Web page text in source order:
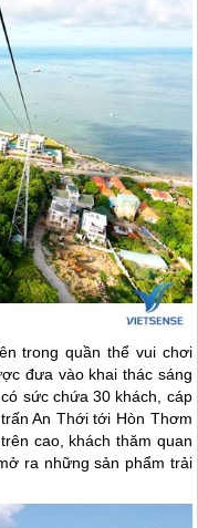
trong quần thể vui chơi
đưa vào khai thác sáng
sức chứa 30 khách, cáp
An Thới tới Hòn Thơm
cao, khách thăm quan
ra những sản phẩm trải